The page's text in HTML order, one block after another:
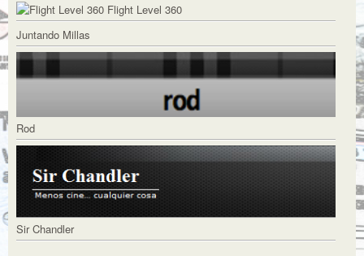
Flight Level 360
Juntando Millas
Rod
Sir Chandler